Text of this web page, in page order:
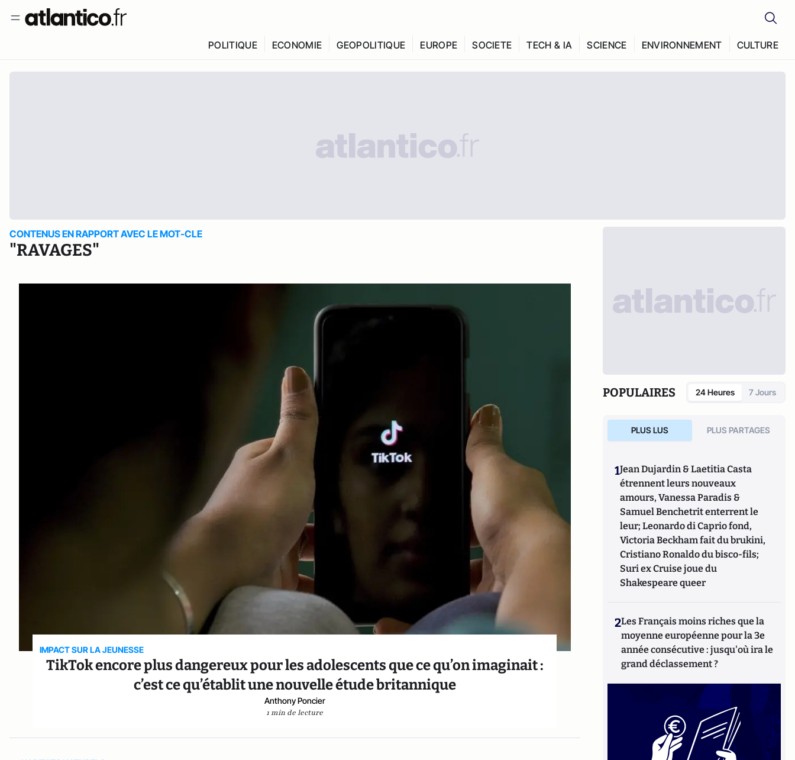
POLITIQUE ECONOMIE GEOPOLITIQUE EUROPE SOCIETE TECH & IA SCIENCE ENVIRONNEMENT CULTURE
CONTENUS EN RAPPORT AVEC LE MOT-CLE
"RAVAGES"
IMPACT SUR LA JEUNESSE
TikTok encore plus dangereux pour les adolescents que ce qu’on imaginait :
c’est ce qu’établit une nouvelle étude britannique
Anthony Poncier
1 min de lecture
POPULAIRES 24 Heures 7 Jours
PLUS LUS PLUS PARTAGES
1Jean Dujardin & Laetitia Casta
étrennent leurs nouveaux
amours, Vanessa Paradis &
Samuel Benchetrit enterrent le
leur; Leonardo di Caprio fond,
Victoria Beckham fait du brukini,
Cristiano Ronaldo du bisco-fils;
Suri ex Cruise joue du
Shakespeare queer
2Les Français moins riches que la
moyenne européenne pour la 3e
année consécutive : jusqu'où ira le
grand déclassement ?